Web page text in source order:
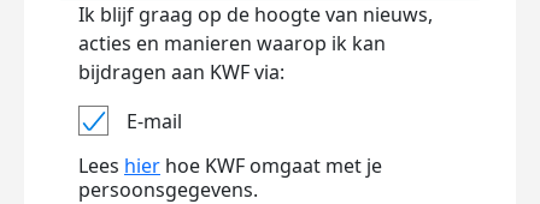
Ik blijf graag op de hoogte van nieuws,
acties en manieren waarop ik kan
bijdragen aan KWF via:
E-mail
Lees hier hoe KWF omgaat met je
persoonsgegevens.